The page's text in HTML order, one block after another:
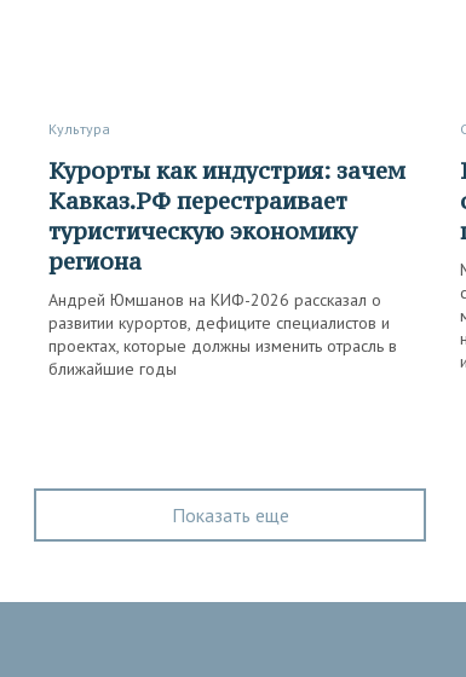
Культура
Курорты как индустрия: зачем
Кавказ.РФ перестраивает
туристическую экономику
региона
Андрей Юмшанов на КИФ-2026 рассказал о
развитии курортов, дефиците специалистов и
проектах, которые должны изменить отрасль в
ближайшие годы
КИФ-
Показать еще